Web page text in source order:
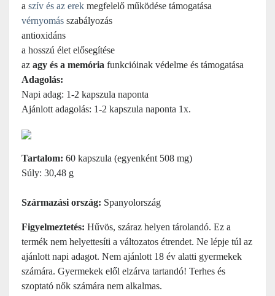
a szív és az erek megfelelő működése támogatása
vérnyomás szabályozás
antioxidáns
a hosszú élet elősegítése
az agy és a memória funkcióinak védelme és támogatása
Adagolás:
Napi adag: 1-2 kapszula naponta
Ajánlott adagolás: 1-2 kapszula naponta 1x.
Tartalom: 60 kapszula (egyenként 508 mg)
Súly: 30,48 g
Származási ország: Spanyolország
Figyelmeztetés: Hűvös, száraz helyen tárolandó. Ez a
termék nem helyettesíti a változatos étrendet. Ne lépje túl az
ajánlott napi adagot. Nem ajánlott 18 év alatti gyermekek
számára. Gyermekek elől elzárva tartandó! Terhes és
szoptató nők számára nem alkalmas.